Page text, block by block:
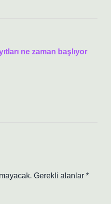
ne zaman başlıyor
Gerekli alanlar *